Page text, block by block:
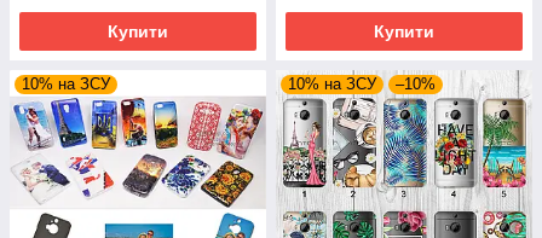
Купити Купити
10% на ЗСУ 10% на ЗСУ –10%